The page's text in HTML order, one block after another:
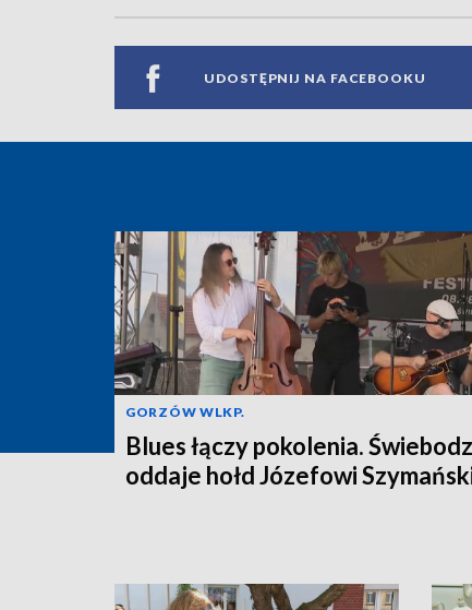
UDOSTĘPNIJ NA FACEBOOKU
GORZÓW WLKP.
Blues łączy pokolenia.
oddaje hołd Józefowi